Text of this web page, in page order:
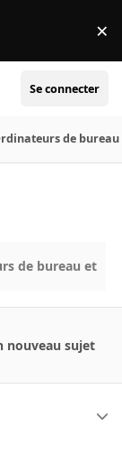
×
Se connecter
de bureau
de bureau et
nouveau sujet